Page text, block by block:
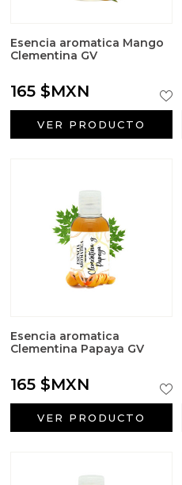
Esencia aromatica Mango
Clementina GV
165 $MXN
VER PRODUCTO
Esencia aromatica
Clementina Papaya GV
165 $MXN
VER PRODUCTO